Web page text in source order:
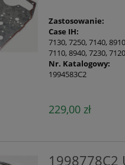
Zastosowanie:
Case IH:
7130, 7250, 7140,
7110, 8940, 7230,
Nr. Katalogowy:
1994583C2
229,00 zł
1998778C2